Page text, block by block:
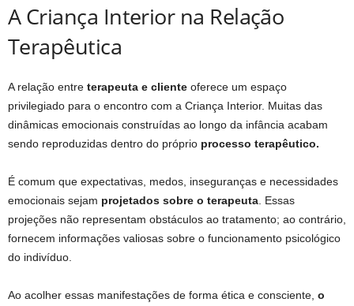
A Criança Interior na Relação
Terapêutica
A relação entre terapeuta e cliente oferece um espaço
privilegiado para o encontro com a Criança Interior. Muitas das
dinâmicas emocionais construídas ao longo da infância acabam
sendo reproduzidas dentro do próprio processo terapêutico.
É comum que expectativas, medos, inseguranças e necessidades
emocionais sejam projetados sobre o terapeuta . Essas
projeções não representam obstáculos ao tratamento; ao contrário,
fornecem informações valiosas sobre o funcionamento psicológico
do indivíduo.
Ao acolher essas manifestações de forma ética e consciente, o